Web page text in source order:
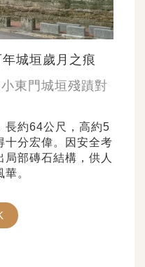
年城垣歲月之痕
東門城垣殘蹟對
約64公尺，高約5
十分宏偉。因安全考
局部磚石結構，供人
。